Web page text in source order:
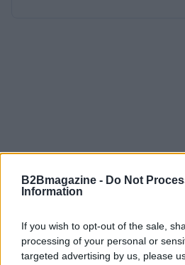
B2Bmagazine - Do Not
Information
If you wish to opt-out of the sale,
processing of your personal or
targeted advertising by us, please